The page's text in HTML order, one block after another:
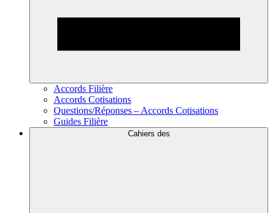
Accords Filière
Accords Cotisations
Questions/Réponses – Accords Cotisations
Guides Filière
Cahiers des